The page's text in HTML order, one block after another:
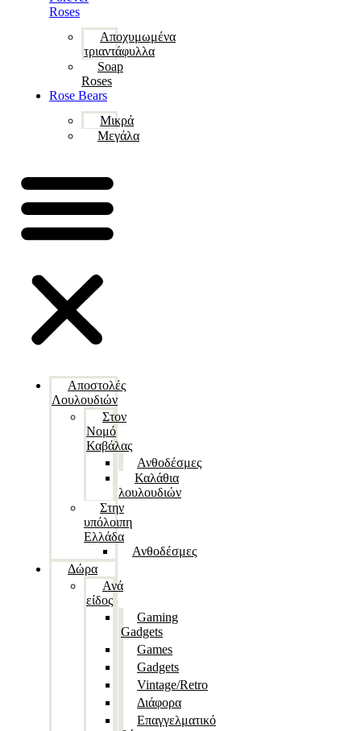
Roses
Αποχυμωμένα
τριαντάφυλλα
Soap
Roses
Rose Βears
Μικρά
Μεγάλα
Αποστολές
Λουλουδιών
Στον
Νομό
Καβάλας
Ανθοδέσμες
Καλάθια
λουλουδιών
Στην
υπόλοιπη
Ελλάδα
Ανθοδέσμες
Δώρα
Ανά
είδος
Gaming
Gadgets
Games
Gadgets
Vintage/Retro
Διάφορα
Επαγγελματικό